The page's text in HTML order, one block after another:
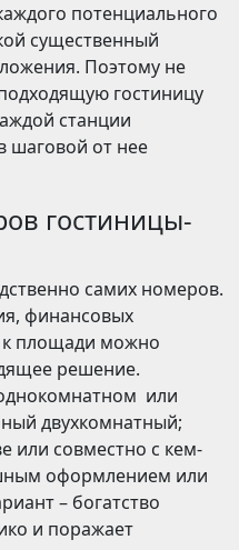
потенциального
существенный
Поэтому не
гостиницу
станции
шаговой от нее
гостиницы-
самих номеров.
финансовых
к площади можно
решение.
или
двухкомнатный;
или совместно с кем-
оформлением или
– богатство
и поражает